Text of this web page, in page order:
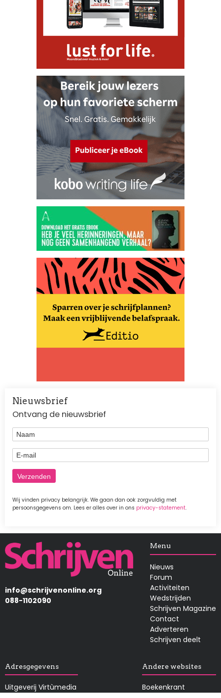
Nieuwsbrief
Ontvang de nieuwsbrief
Naam
E-mail
Wij vinden privacy belangrijk. We gaan dan ook zorgvuldig met
persoonsgegevens om. Lees er alles over in ons privacy-statement.
Afbeelding
info@schrijvenonline.org
088-1102090
Menu
Nieuws
Forum
Activiteiten
Wedstrijden
Schrijven Magazine
Contact
Adverteren
Schrijven deelt
Adresgegevens
Uitgeverij Virtùmedia
Andere websites
Boekenkrant